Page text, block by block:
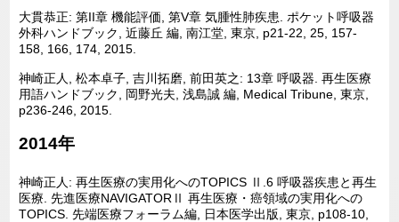
大貫恭正: 第II章 機能評価, 第V章 気腫性肺疾患. ポケット呼吸器
外科ハンドブック, 近藤丘 編, 南江堂, 東京, p21-22, 25, 157-
158, 166, 174, 2015.
神崎正人, 松本卓子, 吉川拓磨, 前田英之: 13章 呼吸器. 再生医療
用語ハンドブック, 岡野光夫, 浅島誠 編, Medical Tribune, 東京,
p236-246, 2015.
2014年
神崎正人: 再生医療の実用化へのTOPICS Ⅱ.6 呼吸器疾患と再生
医療. 先進医療NAVIGATORⅡ 再生医療・癌領域の実用化への
TOPICS. 先端医療フォーラム編, 日本医学出版, 東京, p108-10,